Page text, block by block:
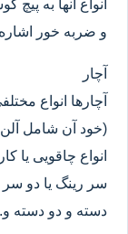
انواع آنها به
و ضربه خور
آچار
آچارها انواع
انواع چاقویی
سر رینگ یا دو سر
دسته و دو دسته